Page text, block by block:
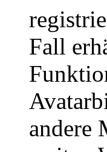
Fall
andere